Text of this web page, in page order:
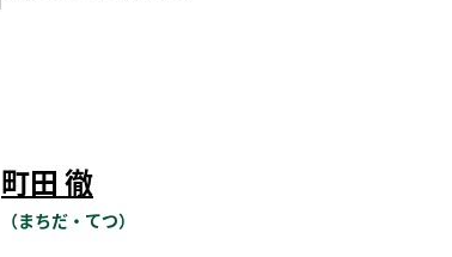
町田 徹
（まちだ・てつ）